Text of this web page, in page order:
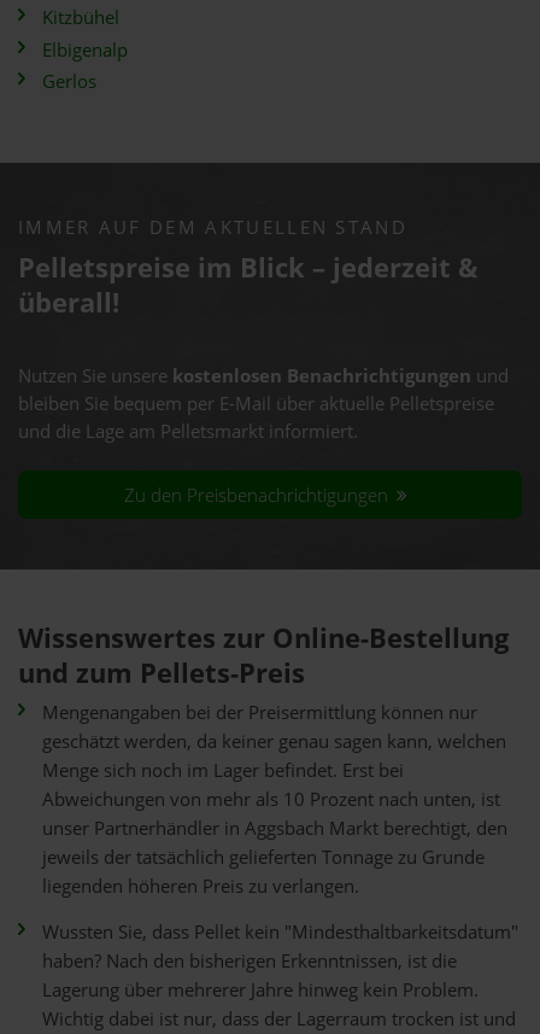
Kitzbühel
Elbigenalp
Gerlos
IMMER AUF DEM AKTUELLEN STAND
Pelletspreise im Blick – jederzeit &
überall!
Nutzen Sie unsere kostenlosen Benachrichtigungen und
bleiben Sie bequem per E-Mail über aktuelle Pelletspreise
und die Lage am Pelletsmarkt informiert.
Zu den Preisbenachrichtigungen
Wissenswertes zur Online-Bestellung
und zum Pellets-Preis
Mengenangaben bei der Preisermittlung können nur
geschätzt werden, da keiner genau sagen kann, welchen
Menge sich noch im Lager befindet. Erst bei
Abweichungen von mehr als 10 Prozent nach unten, ist
unser Partnerhändler in Aggsbach Markt berechtigt, den
jeweils der tatsächlich gelieferten Tonnage zu Grunde
liegenden höheren Preis zu verlangen.
Wussten Sie, dass Pellet kein "Mindesthaltbarkeitsdatum"
haben? Nach den bisherigen Erkenntnissen, ist die
Lagerung über mehrerer Jahre hinweg kein Problem.
Wichtig dabei ist nur, dass der Lagerraum trocken ist und